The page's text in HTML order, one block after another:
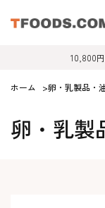
10,800
ホーム >卵・乳製品・
卵・乳製